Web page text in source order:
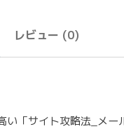
レビュー (0)
「サイト攻略法_メー